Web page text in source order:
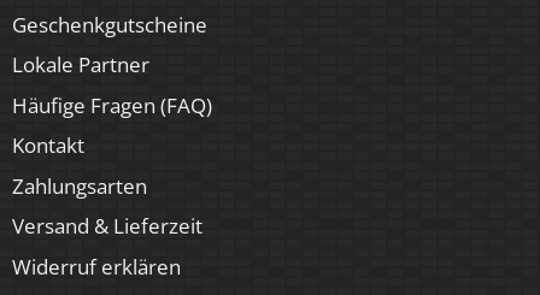
Geschenkgutscheine
Lokale Partner
Häufige Fragen (FAQ)
Kontakt
Zahlungsarten
Versand & Lieferzeit
Widerruf erklären